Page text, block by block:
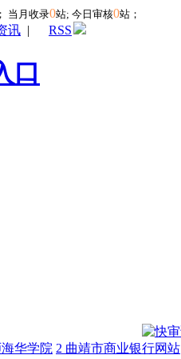
当月收录0站; 今日审核0站；
讯 | RSS
口
华学院 2 曲靖市商业银行网站